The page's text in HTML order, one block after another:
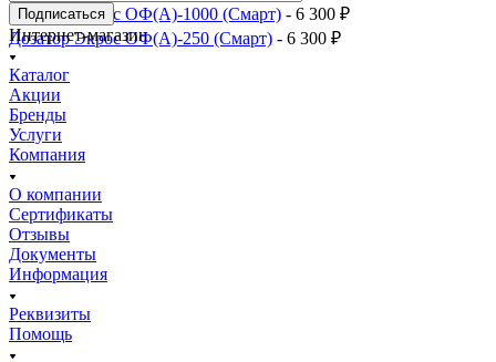
Дозатор Экрос ОФ(А)-1000 (Смарт) - 6 300 ₽
Дозатор Экрос ОФ(А)-250 (Смарт) - 6 300 ₽
Подписаться
Интернет-магазин
Каталог
Акции
Бренды
Услуги
Компания
О компании
Сертификаты
Отзывы
Документы
Информация
Реквизиты
Помощь